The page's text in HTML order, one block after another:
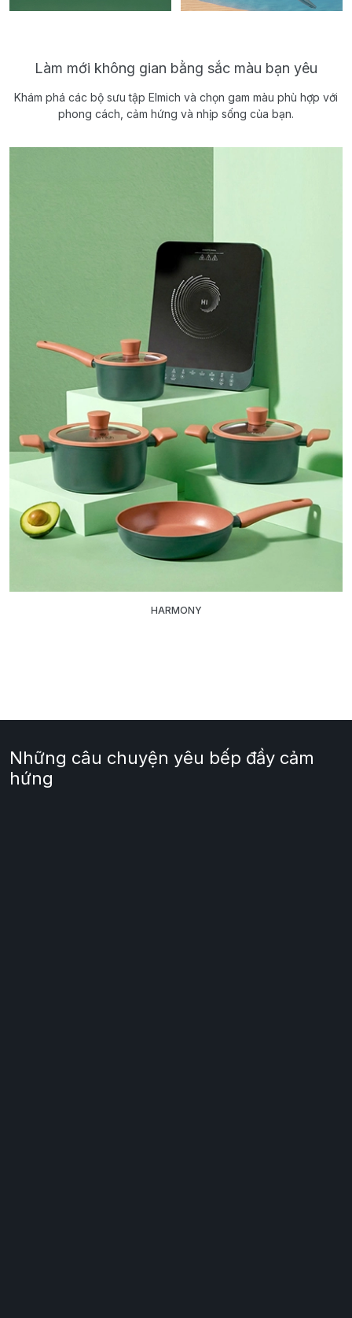
Làm mới không gian bằng sắc màu bạn yêu
Khám phá các bộ sưu tập Elmich và chọn gam màu phù hợp với
phong cách, cảm hứng và nhịp sống của bạn.
HARMONY
Những câu chuyện yêu bếp đầy cảm
hứng